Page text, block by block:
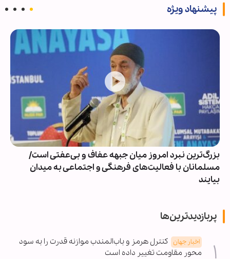
پیشنهاد ویژه
بزرگ‌ترین نبرد امروز میان جبهه عفاف و بی‌عفتی است/
مسلمانان با فعالیت‌های فرهنگی و اجتماعی به میدان
بیایند
پربازدیدترین‌ها
اخبار جهان کنترل هرمز و باب‌المندب موازنه قدرت را به سود
محور مقاومت تغییر داده است